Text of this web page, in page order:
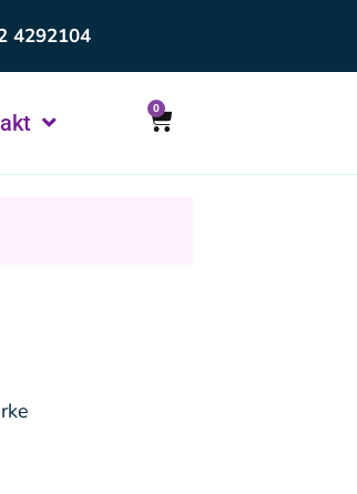
4292104
0